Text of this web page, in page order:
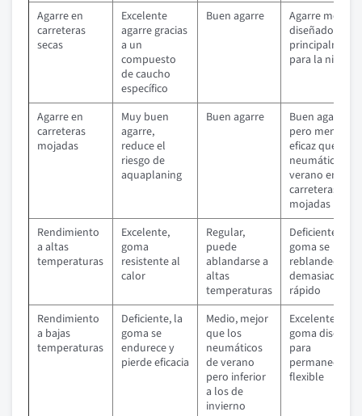
Agarre en
carreteras
secas
Excelente
agarre gracias
a un
compuesto
de caucho
específico
Buen agarre
Agarre medio,
diseñado
principalmente
para la nieve
Agarre en
carreteras
mojadas
Muy buen
agarre,
reduce el
riesgo de
aquaplaning
Buen agarre
Buen agarre,
pero menos
eficaz que un
neumático de
verano en
carreteras
mojadas
Rendimiento
a altas
temperaturas
Excelente,
goma
resistente al
calor
Regular,
puede
ablandarse a
altas
temperaturas
Deficiente, la
goma se
reblandece
demasiado
rápido
Rendimiento
a bajas
temperaturas
Deficiente, la
goma se
endurece y
pierde eficacia
Medio, mejor
que los
neumáticos
de verano
pero inferior
a los de
invierno
Excelente,
goma diseñada
para
permanecer
flexible